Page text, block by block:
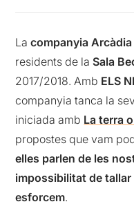
Lacompanyia Arcàdia
residents de laSala
2017/2018. Amb ELS
companyia tanca la
iniciada amb La terra
propostes que vam
elles parlen de les
impossibilitat de
esforcem.